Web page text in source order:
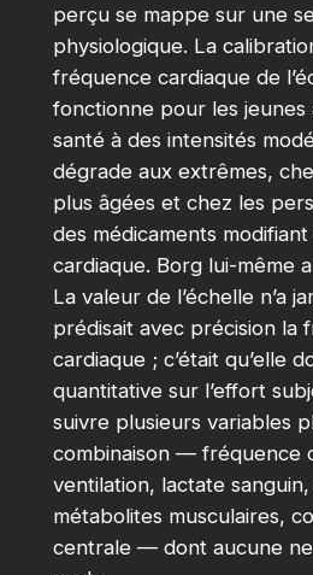
perçu se mappe sur une
physiologique. La
fréquence cardiaque de
fonctionne pour les
santé à des intensités
dégrade aux extrêmes,
plus âgées et chez les
des médicaments
cardiaque. Borg lui-même
La valeur de l’échelle n’a
prédisait avec précision la
cardiaque ; c’était qu’elle
quantitative sur l’effort
suivre plusieurs variables
combinaison — fréquence
ventilation, lactate
métabolites musculaires,
centrale — dont aucune ne